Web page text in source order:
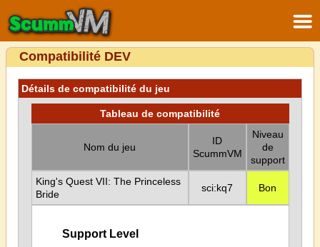
Compatibilité DEV
Détails de compatibilité du jeu
Tableau de compatibilité
Nom du jeu
ID
ScummVM
Niveau
de
support
King's Quest VII: The Princeless
Bride
sci:kq7 Bon
Support Level